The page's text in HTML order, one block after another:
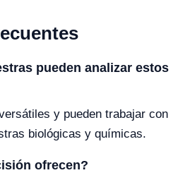
pueden analizar estos
y pueden trabajar con
biológicas y químicas.
ofrecen?